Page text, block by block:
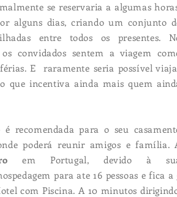
se reservaria a algumas
alguns dias, criando um conjunto
entre todos os presentes.
convidados sentem a viagem
E raramente seria possível
que incentiva ainda mais quem
é recomendada para o seu
poderá reunir amigos e família.
em Portugal, devido à
para ate 16 pessoas e fica a
com Piscina. A 10 minutos